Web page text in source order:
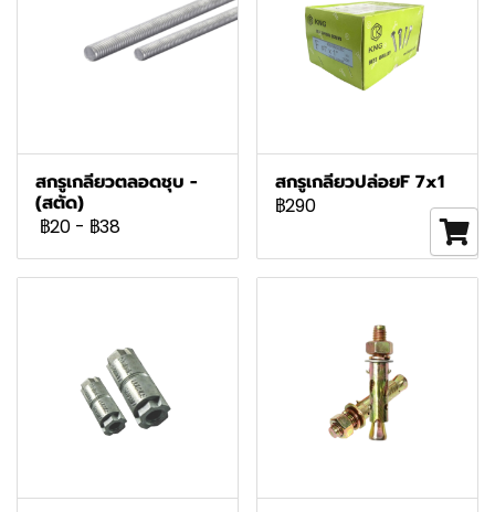
สกรูเกลียวตลอดชุบ -
(สตัด)
฿20 - ฿38
สกรูเกลียวปล่อยF 7x1
฿290